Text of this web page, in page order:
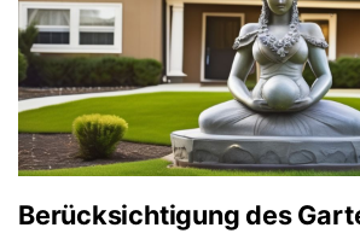
Berücksichtigung des